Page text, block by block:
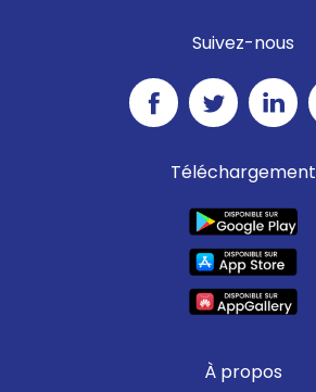
Suivez-nous
Téléchargement
À propos